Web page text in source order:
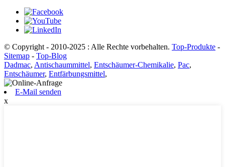
© Copyright - 2010-2025 : Alle Rechte vorbehalten. Top-Produkte -
Sitemap - Top-Blog
Dadmac, Antischaummittel, Entschäumer-Chemikalie, Pac,
Entschäumer, Entfärbungsmittel,
E-Mail senden
x